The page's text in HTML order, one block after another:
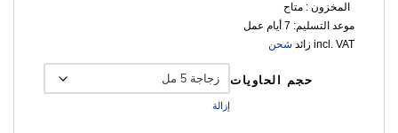
المخزون :متاح
موعد التسليم: 7 أيام عمل
incl. VAT زائد شحن
حجم الحاويات
إزالة